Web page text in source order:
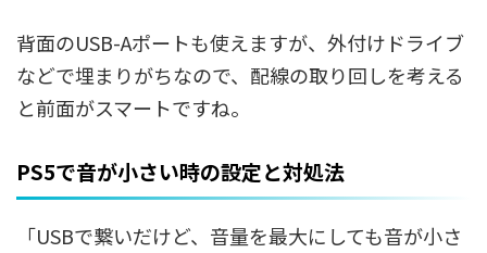
背面のUSB-Aポートも使えますが、外付けドライブ
などで埋まりがちなので、配線の取り回しを考える
と前面がスマートですね。
PS5で音が小さい時の設定と対処法
「USBで繋いだけど、音量を最大にしても音が小さ